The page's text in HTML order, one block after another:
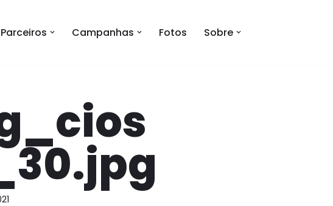
Parceiros Campanhas Fotos Sobre